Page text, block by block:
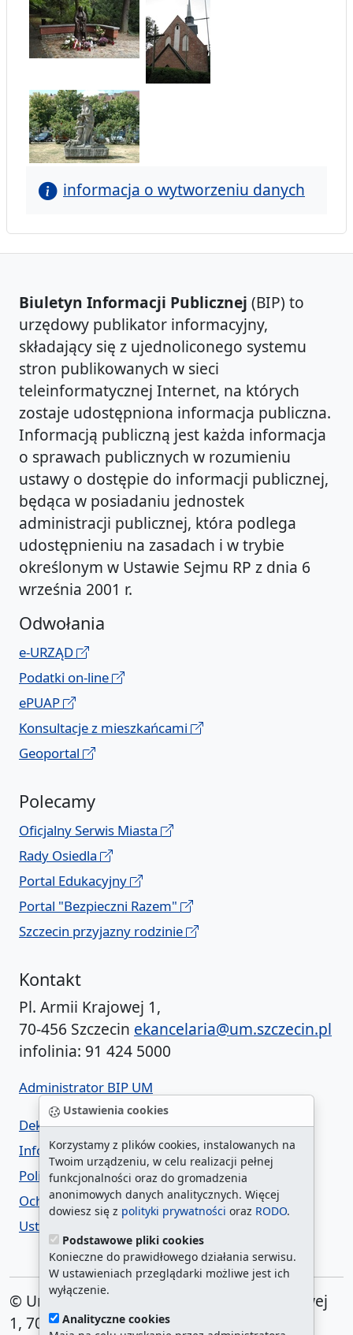
Ustawienia cookies
Korzystamy z plików cookies, instalowanych na
Twoim urządzeniu, w celu realizacji pełnej
funkcjonalności oraz do gromadzenia
anonimowych danych analitycznych. Więcej
dowiesz się z polityki prywatności oraz RODO.
Podstawowe pliki cookies
Konieczne do prawidłowego działania serwisu.
W ustawieniach przeglądarki możliwe jest ich
wyłączenie.
Analityczne cookies
informacja o wytworzeniu danych
Biuletyn Informacji Publicznej (BIP) to
urzędowy publikator informacyjny,
składający się z ujednoliconego systemu
stron publikowanych w sieci
teleinformatycznej Internet, na których
zostaje udostępniona informacja publiczna.
Informacją publiczną jest każda informacja
o sprawach publicznych w rozumieniu
ustawy o dostępie do informacji publicznej,
będąca w posiadaniu jednostek
administracji publicznej, która podlega
udostępnieniu na zasadach i w trybie
określonym w Ustawie Sejmu RP z dnia 6
września 2001 r.
Odwołania
e-URZĄD
Podatki on-line
ePUAP
Konsultacje z mieszkańcami
Geoportal
Polecamy
Oficjalny Serwis Miasta
Rady Osiedla
Portal Edukacyjny
Portal "Bezpieczni Razem"
Szczecin przyjazny rodzinie
Kontakt
Pl. Armii Krajowej 1,
70-456 Szczecin ekancelaria@um.szczecin.pl
infolinia: 91 424 5000
Administrator BIP UM
Deklaracja dostępności
Informacja o urzędzie w ETR
Polityka prywatności
Ochrona danych osobowych
Ustawienia cookies
© Urząd Miasta Szczecin. Plac Armii Krajowej
1, 70-456 Szczecin